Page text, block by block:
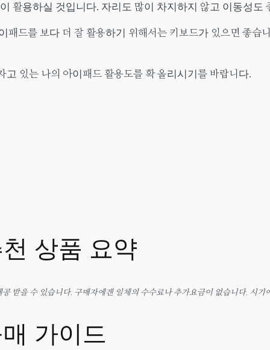
활용하실 것입니다. 자리도 많이 차지하지 않고 이동성도
패드를 보다 더 잘 활용하기 위해서는 키보드가 있으면 좋습
고 있는 나의 아이패드 활용도를 확 올리시기를 바랍니다.
상품 요약
받을 수 있습니다. 구매자에겐 일체의 수수료나 추가요금이 없습니다. 시
가이드